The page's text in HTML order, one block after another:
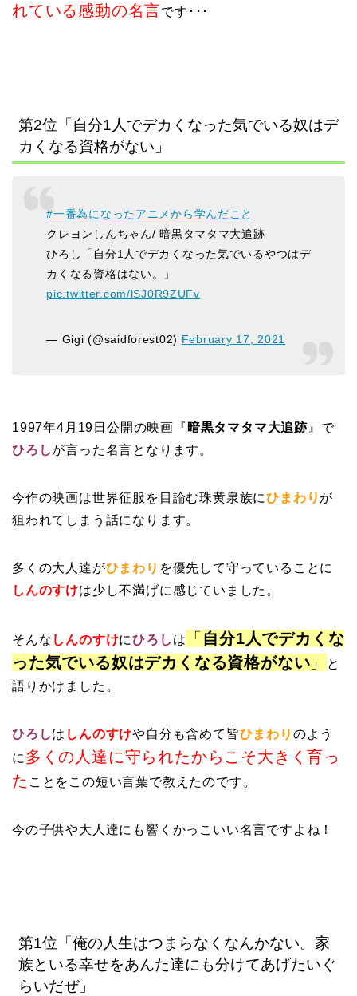
れている感動の名言です･･･
第2位「自分1人でデカくなった気でいる奴はデ
カくなる資格がない」
#一番為になったアニメから学んだこと
クレヨンしんちゃん/ 暗黒タマタマ大追跡
ひろし「自分1人でデカくなった気でいるやつはデ
カくなる資格はない。」
pic.twitter.com/lSJ0R9ZUFv
— Gigi (@saidforest02) February 17, 2021
1997年4月19日公開の映画『 暗黒タマタマ大追跡 』 で
ひろしが言った名言となります。
今作の映画は世界征服を目論む珠黄泉族にひまわり が
狙われてしまう話になります。
多くの大人達がひまわり を優先して守っていることに
しんのすけは少し不満げに感じていました。
そんな しんのすけにひろし は 「 自分1人でデカくな
った気でいる奴はデカくなる資格がない 」
と
語りかけました。
ひろしは しんのすけや自分も含めて皆ひまわり のよう
に 多くの人達に守られたからこそ大きく育っ
た ことをこの短い言葉で教えたのです。
今の子供や大人達にも響くかっこいい名言ですよね！
第1位「俺の人生はつまらなくなんかない。家
族といる幸せをあんた達にも分けてあげたいぐ
らいだぜ」